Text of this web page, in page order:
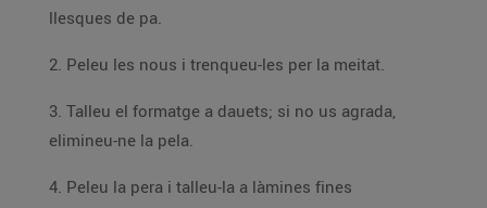
llesques de pa.
2. Peleu les nous i trenqueu-les per la meitat.
3. Talleu el formatge a dauets; si no us agrada,
elimineu-ne la pela.
4. Peleu la pera i talleu-la a làmines fines